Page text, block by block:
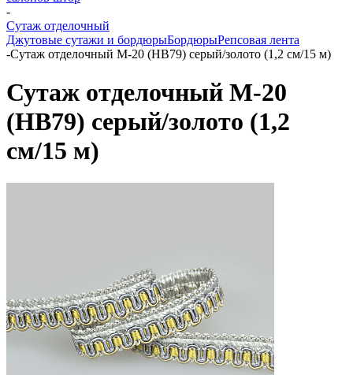
-
Сутаж отделочный
Джутовые сутажи и бордюрыБордюрыРепсовая лента
-Сутаж отделочный M-20 (HB79) серый/золото (1,2 см/15 м)
Сутаж отделочный M-20
(HB79) серый/золото (1,2
см/15 м)